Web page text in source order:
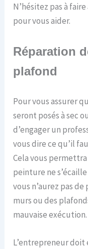
N’hésitez pas à
pour vous aider.
Réparation
plafond
Pour vous assurer
seront posés à sec
d’engager un
vous dire ce qu’il
Cela vous
peinture ne
vous n’aurez pas
murs ou des
mauvaise exécution.
L’entrepreneur doit